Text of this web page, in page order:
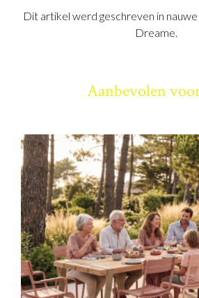
Dit artikel werd geschreven in
Dreame.
Aanbevolen